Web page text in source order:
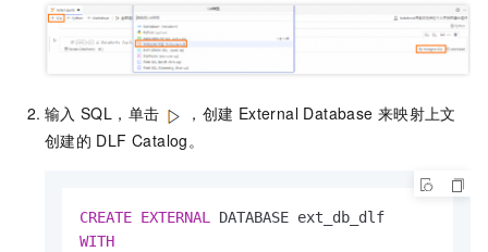
输入 SQL，单击 ，创建 External Database 来映射上文
创建的 DLF Catalog。
CREATE EXTERNAL
WITH